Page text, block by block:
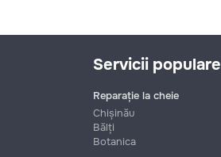
Servicii populare
Reparație la cheie
Chișinău
Bălți
Botanica